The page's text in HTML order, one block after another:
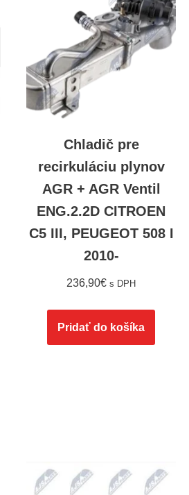
Chladič pre
recirkuláciu plynov
AGR + AGR Ventil
ENG.2.2D CITROEN
C5 III, PEUGEOT 508 I
2010-
236,90€ s DPH
Pridať do košíka